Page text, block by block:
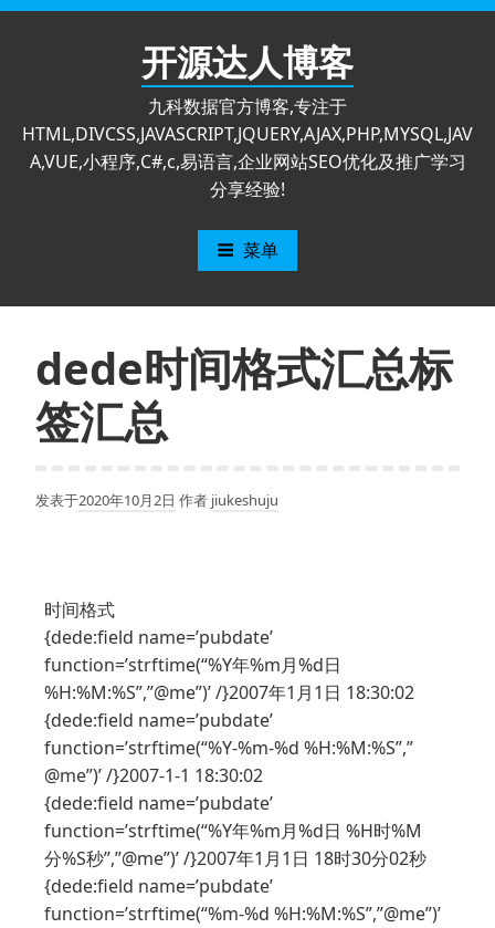
跳
开源达人博客
九科数据官方博客,专注于
HTML,DIVCSS,JAVASCRIPT,JQUERY,AJAX,PHP,MYSQL,JAV
A,VUE,小程序,C#,c,易语言,企业网站SEO优化及推广学习
分享经验!
菜单
dede时间格式汇总标
签汇总
发表于2020年10月2日 作者 jiukeshuju
时间格式
{dede:field name=’pubdate’
function=’strftime(“%Y年%m月%d日
%H:%M:%S”,”@me”)’ /}2007年1月1日 18:30:02
{dede:field name=’pubdate’
function=’strftime(“%Y-%m-%d %H:%M:%S”,”
@me”)’ /}2007-1-1 18:30:02
{dede:field name=’pubdate’
function=’strftime(“%Y年%m月%d日 %H时%M
分%S秒”,”@me”)’ /}2007年1月1日 18时30分02秒
{dede:field name=’pubdate’
function=’strftime(“%m-%d %H:%M:%S”,”@me”)’